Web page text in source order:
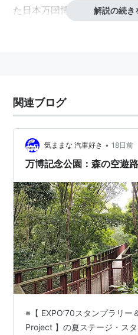
た 日本万国博覧会記念公園の
万博記念競技場
ガンバ大阪クラブハウス
万博記念公園野球場
エキスポフラッシュフィー
線・彩都線）
大阪府吹田市千里万博公園に
→万博記念公園駅
万博記念公園 (地理) 【ばんぱく
茨城県つくば市島名地区に
術博覧会(つくば万博)跡地の
2005年8月24日に開業した
にも採用された。（仮駅名
解説の続き
関連ブログ
気ままな 汽車好き • 18日前
万博記念公園：森の空遊
※【 EXPO’70スタンプラリー
Project 】の夏ステージ・ス